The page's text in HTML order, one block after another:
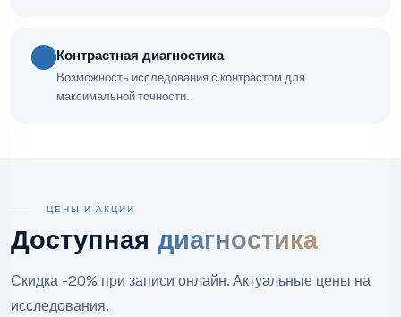
Контрастная диагностика
Возможность исследования с контрастом для
максимальной точности.
ЦЕНЫ И АКЦИИ
Доступная диагностика
Скидка -20% при записи онлайн. Актуальные цены на
исследования.